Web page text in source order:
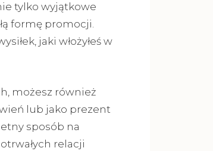
tylko wyjątkowe
formę promocji.
jaki włożyłeś w
możesz również
lub jako prezent
sposób na
relacji